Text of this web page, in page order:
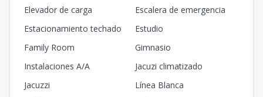
Elevador de carga
Escalera de emergencia
Estacionamiento techado
Estudio
Family Room
Gimnasio
Instalaciones A/A
Jacuzi climatizado
Jacuzzi
Línea Blanca